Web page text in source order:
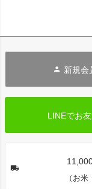
新規会
LINEでお
（お